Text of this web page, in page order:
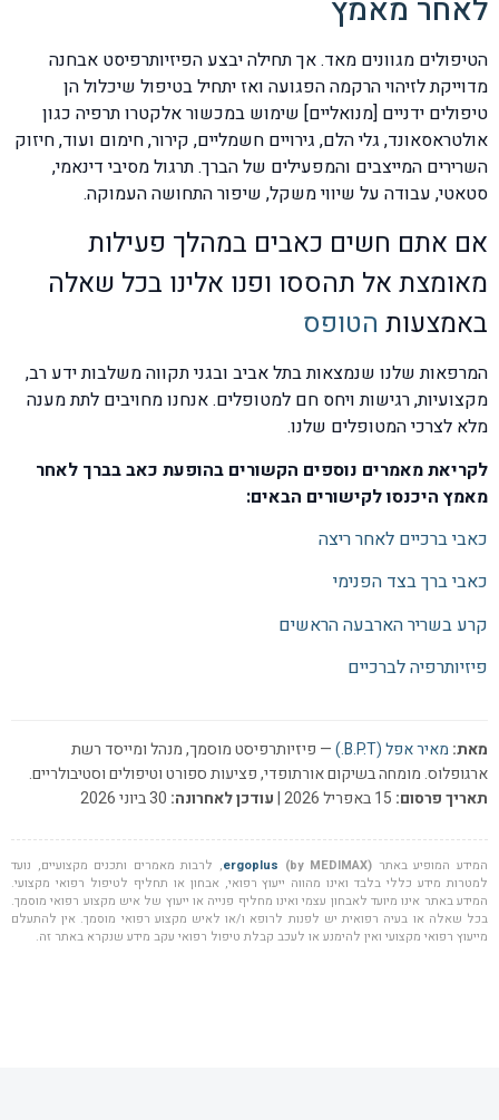
לאחר מאמץ
הטיפולים מגוונים מאד. אך תחילה יבצע הפיזיותרפיסט אבחנה
מדוייקת לזיהוי הרקמה הפגועה ואז יתחיל בטיפול שיכלול הן
טיפולים ידניים [מנואליים] שימוש במכשור אלקטרו תרפיה כגון
אולטראסאונד, גלי הלם, גירויים חשמליים, קירור, חימום ועוד, חיזוק
השרירים המייצבים והמפעילים של הברך. תרגול מסיבי דינאמי,
סטאטי, עבודה על שיווי משקל, שיפור התחושה העמוקה.
אם אתם חשים כאבים במהלך פעילות
מאומצת אל תהססו ופנו אלינו בכל שאלה
באמצעות הטופס
המרפאות שלנו שנמצאות בתל אביב ובגני תקווה משלבות ידע רב,
מקצועיות, רגישות ויחס חם למטופלים. אנחנו מחויבים לתת מענה
מלא לצרכי המטופלים שלנו.
לקריאת מאמרים נוספים הקשורים בהופעת כאב בברך לאחר
מאמץ היכנסו לקישורים הבאים:
כאבי ברכיים לאחר ריצה
כאבי ברך בצד הפנימי
קרע בשריר הארבעה הראשים
פיזיותרפיה לברכיים
מאת: מאיר אפל (B.P.T.)
— פיזיותרפיסט מוסמך, מנהל ומייסד רשת
ארגופלוס. מומחה בשיקום אורתופדי, פציעות ספורט וטיפולים וסטיבולריים.
תאריך פרסום:
עודכן לאחרונה:
המידע המופיע באתר ergoplus (by MEDIMAX)
, לרבות מאמרים ותכנים מקצועיים, נועד
למטרות מידע כללי בלבד ואינו מהווה ייעוץ רפואי, אבחון או תחליף לטיפול רפואי מקצועי.
המידע באתר אינו מיועד לאבחון עצמי ואינו מחליף פנייה או ייעוץ של איש מקצוע רפואי מוסמך.
בכל שאלה או בעיה רפואית יש לפנות לרופא ו/או לאיש מקצוע רפואי מוסמך. אין להתעלם
מייעוץ רפואי מקצועי ואין להימנע או לעכב קבלת טיפול רפואי עקב מידע שנקרא באתר זה.